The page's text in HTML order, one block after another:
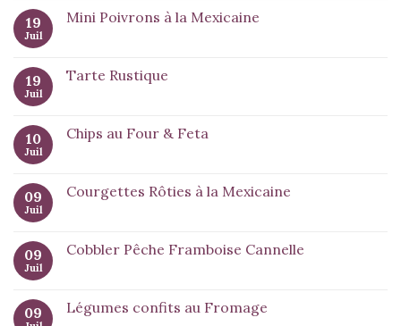
19
Juil
Mini Poivrons à la Mexicaine
19
Juil
Tarte Rustique
10
Juil
Chips au Four & Feta
09
Juil
Courgettes Rôties à la Mexicaine
09
Juil
Cobbler Pêche Framboise Cannelle
09 Légumes confits au Fromage